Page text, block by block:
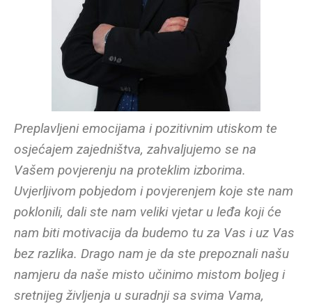
Preplavljeni emocijama i pozitivnim utiskom te
osjećajem zajedništva, zahvaljujemo se na
Vašem povjerenju na proteklim izborima.
Uvjerljivom pobjedom i povjerenjem koje ste nam
poklonili, dali ste nam veliki vjetar u leđa koji će
nam biti motivacija da budemo tu za Vas i uz Vas
bez razlika. Drago nam je da ste prepoznali našu
namjeru da naše misto učinimo mistom boljeg i
sretnijeg življenja u suradnji sa svima Vama,